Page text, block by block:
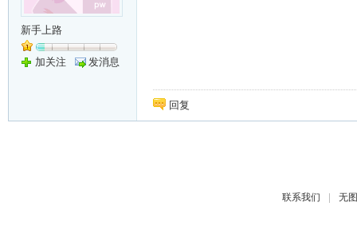
新手上路
加关注 发消息
回复
联系我们 | 无